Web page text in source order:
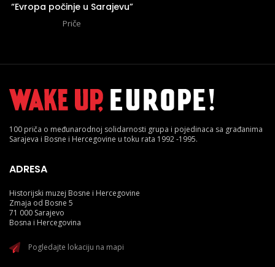
“Evropa počinje u Sarajevu”
Priče
100 priča o međunarodnoj solidarnosti grupa i pojedinaca sa građanima
Sarajeva i Bosne i Hercegovine u toku rata 1992 -1995.
ADRESA
Historijski muzej Bosne i Hercegovine
Zmaja od Bosne 5
71 000 Sarajevo
Bosna i Hercegovina
Pogledajte lokaciju na mapi